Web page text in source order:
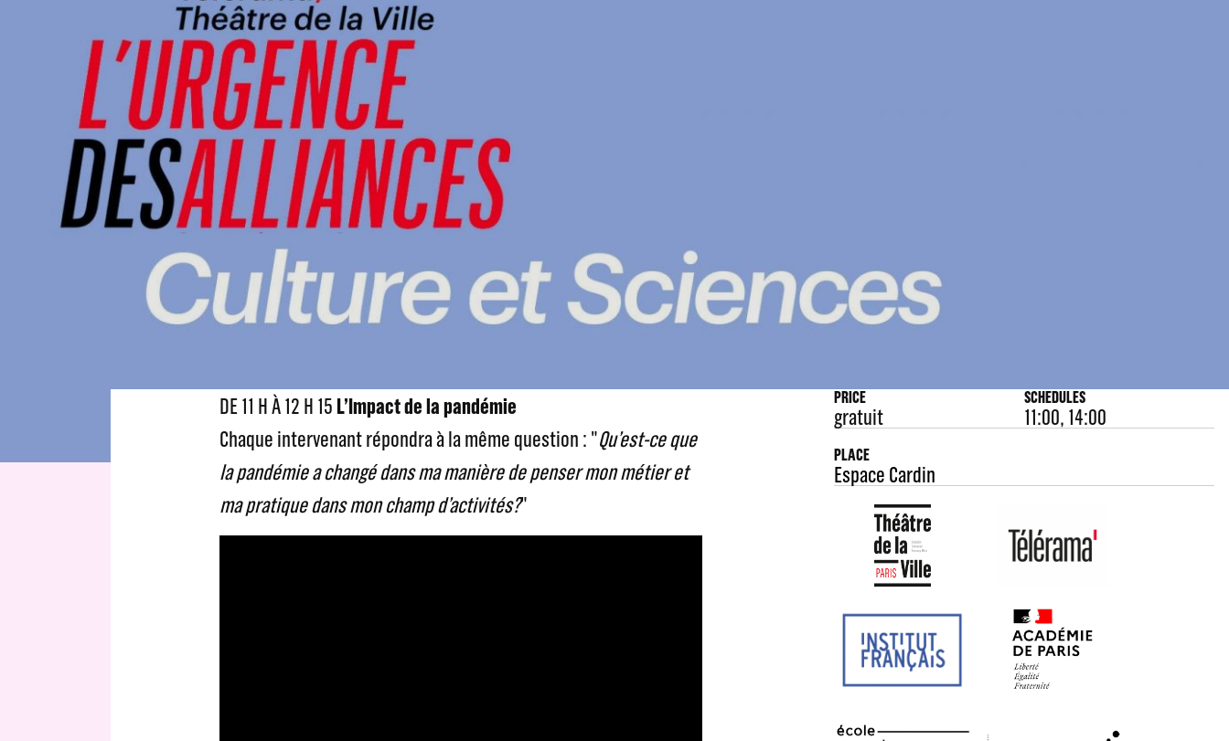
DE 11 H À 12 H 15 L’Impact de la pandémie
Chaque intervenant répondra à la même question : "Qu’est-ce que
la pandémie a changé dans ma manière de penser mon métier et
ma pratique dans mon champ d’activités?"
PRICE
gratuit
SCHEDULES
11:00, 14:00
PLACE
Espace Cardin